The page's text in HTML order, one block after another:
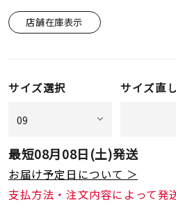
店舗在庫表示
サイズ選択 サイズ直
最短08月08日(土)発送
お届け予定日について ＞
支払方法・注文内容によって発